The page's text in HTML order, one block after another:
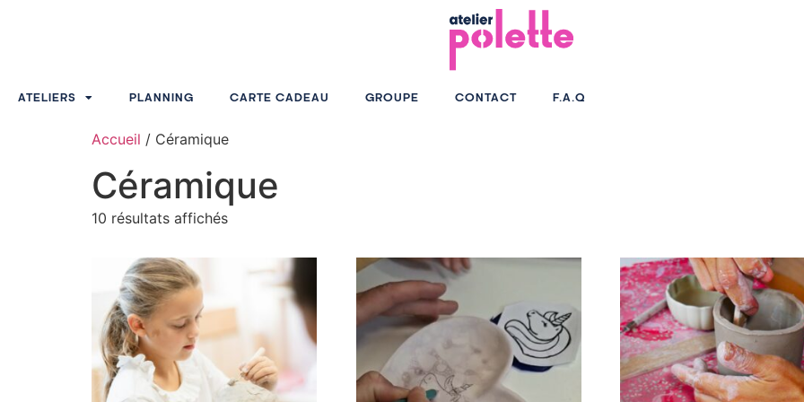
ATELIERS PLANNING CARTE CADEAU GROUPE CONTACT F.A.Q
Accueil / Céramique
Céramique
10 résultats affichés